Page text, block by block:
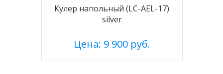
Кулер напольный (LC-AEL-17)
silver
Цена: 9 900 руб.